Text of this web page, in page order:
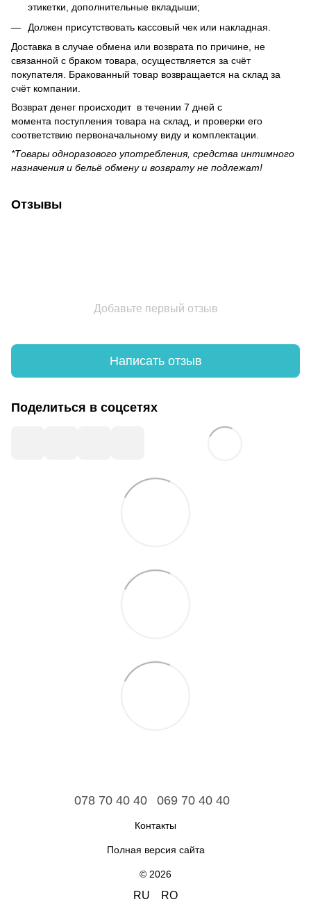
этикетки, дополнительные вкладыши;
Должен присутствовать кассовый чек или накладная.
Доставка в случае обмена или возврата по причине, не
связанной с браком товара, осуществляется за счёт
покупателя. Бракованный товар возвращается на склад за
счёт компании.
Возврат денег происходит в течении 7 дней с
момента поступления товара на склад, и проверки его
соответствию первоначальному виду и комплектации.
*Товары одноразового употребления, средства интимного
назначения и бельё обмену и возврату не подлежат!
Отзывы
Добавьте первый отзыв
Написать отзыв
Поделиться в соцсетях
078 70 40 40 069 70 40 40
Контакты
Полная версия сайта
© 2026
RU RO